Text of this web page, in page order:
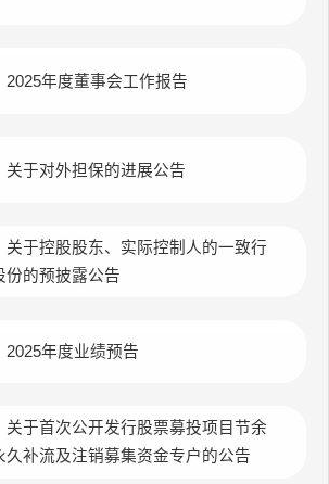
2025年度董事会工作报告
关于对外担保的进展公告
关于控股股东、实际控制人的一致行
份的预披露公告
2025年度业绩预告
关于首次公开发行股票募投项目节余
久补流及注销募集资金专户的公告